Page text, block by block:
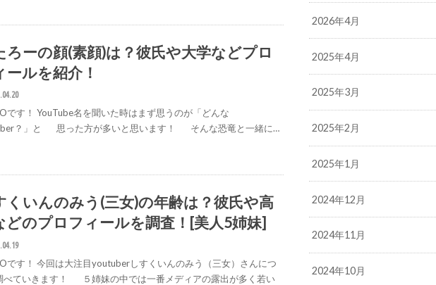
ろーの顔(素顔)は？彼氏や大学などプロ
ールを紹介！
です！ YouTube名を聞いた時はまず思うのが「どんな
？」と 思った方が多いと思います！ そんな恐竜と一緒に…
くいんのみう(三女)の年齢は？彼氏や高
どのプロフィールを調査！[美人5姉妹]
です！ 今回は大注目youtuberしすくいんのみう（三女）さんにつ
べていきます！ ５姉妹の中では一番メディアの露出が多く若い
2026年4月
2025年4月
2025年3月
2025年2月
2025年1月
2024年12月
2024年11月
2024年10月